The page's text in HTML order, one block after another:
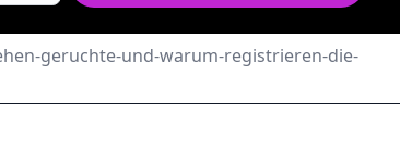
geruchte-und-warum-registrieren-die-